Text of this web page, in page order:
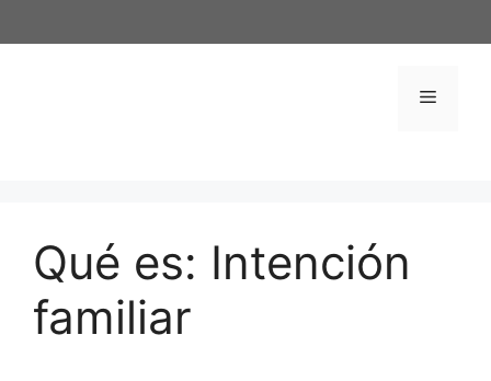
al
Menú
Qué es: Intención
familiar